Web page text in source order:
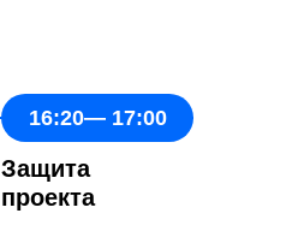
Защита
проекта
16:20— 17:00